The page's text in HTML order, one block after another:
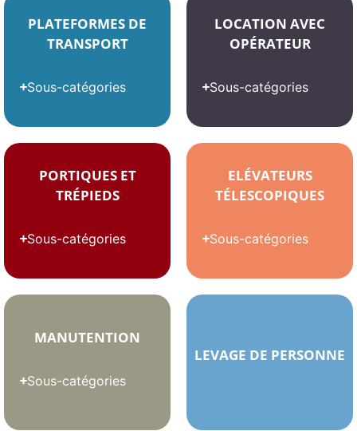
PLATEFORMES DE
TRANSPORT
Sous-catégories
LOCATION AVEC
OPÉRATEUR
Sous-catégories
PORTIQUES ET
TRÉPIEDS
Sous-catégories
ELÉVATEURS
TÉLESCOPIQUES
Sous-catégories
MANUTENTION
Sous-catégories
LEVAGE DE PERSONNE